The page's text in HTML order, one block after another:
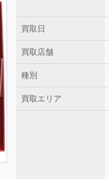
買取日
買取店舗
種別
買取エリア